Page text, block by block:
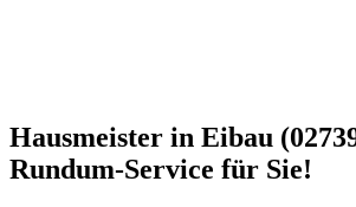
Hausmeister in Eibau
Rundum-Service für Sie!